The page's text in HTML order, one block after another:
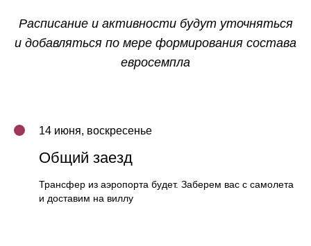
Расписание и активности будут уточняться
и добавляться по мере формирования состава
евросемпла
14 июня, воскресенье
Общий заезд
Трансфер из аэропорта будет. Заберем вас с самолета
и доставим на виллу